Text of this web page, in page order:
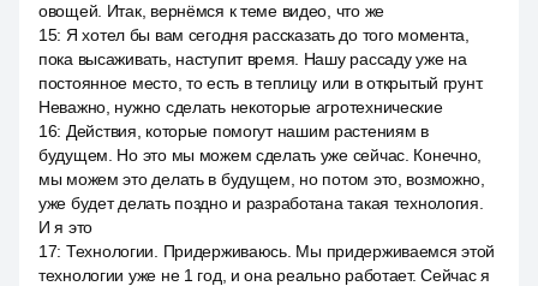
овощей. Итак, вернёмся к теме видео, что же
15: Я хотел бы вам сегодня рассказать до того момента,
пока высаживать, наступит время. Нашу рассаду уже на
постоянное место, то есть в теплицу или в открытый грунт.
Неважно, нужно сделать некоторые агротехнические
16: Действия, которые помогут нашим растениям в
будущем. Но это мы можем сделать уже сейчас. Конечно,
мы можем это делать в будущем, но потом это, возможно,
уже будет делать поздно и разработана такая технология.
И я это
17: Технологии. Придерживаюсь. Мы придерживаемся этой
технологии уже не 1 год, и она реально работает. Сейчас я